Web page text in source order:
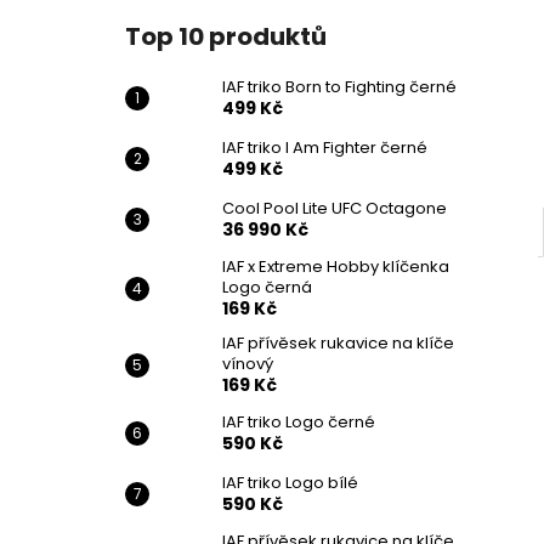
Top 10 produktů
IAF triko Born to Fighting černé
499 Kč
IAF triko I Am Fighter černé
499 Kč
Cool Pool Lite UFC Octagone
36 990 Kč
IAF x Extreme Hobby klíčenka
Logo černá
169 Kč
IAF přívěsek rukavice na klíče
vínový
169 Kč
IAF triko Logo černé
590 Kč
IAF triko Logo bílé
590 Kč
499 Kč